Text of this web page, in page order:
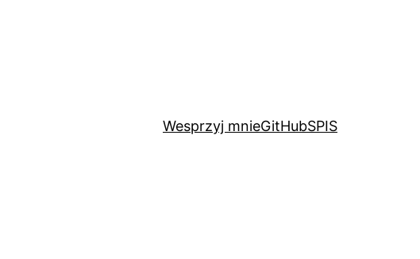
Wesprzyj mnieGitHubSPIS